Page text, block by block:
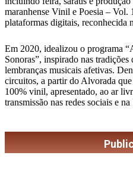
maranhense Vinil e Poesia –
plataformas digitais, reconhecida
Em 2020, idealizou o programa
Sonoras”, inspirado nas
lembranças musicais afetivas.
circuitos, a partir do Alvorada
100% vinil, apresentado, ao ar
transmissão nas redes sociais e